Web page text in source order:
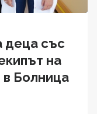
деца със
на
Болница